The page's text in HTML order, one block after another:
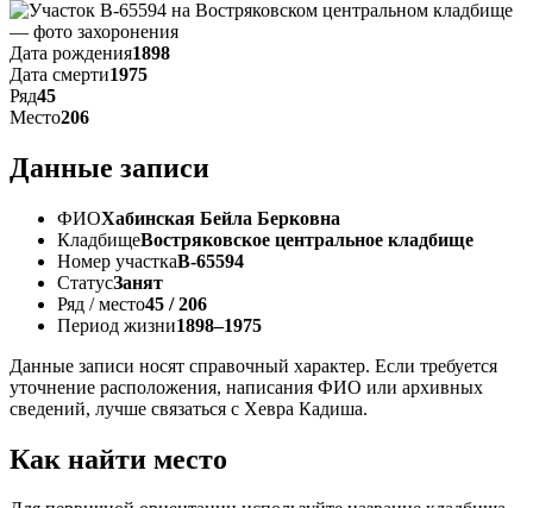
Дата рождения1898
Дата смерти1975
Ряд45
Место206
Данные записи
ФИОХабинская Бейла Берковна
КладбищеВостряковское центральное кладбище
Номер участкаВ-65594
СтатусЗанят
Ряд / место45 / 206
Период жизни1898–1975
Данные записи носят справочный характер. Если требуется
уточнение расположения, написания ФИО или архивных
сведений, лучше связаться с Хевра Кадиша.
Как найти место